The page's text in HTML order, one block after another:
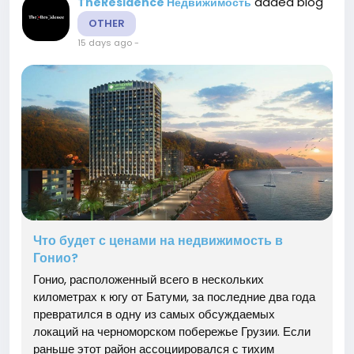
OTHER
15 days ago-
Что будет с ценами на недвижимость в
Гонио?
Гонио, расположенный всего в нескольких
километрах к югу от Батуми, за последние два года
превратился в одну из самых обсуждаемых
локаций на черноморском побережье Грузии. Если
раньше этот район ассоциировался с тихим